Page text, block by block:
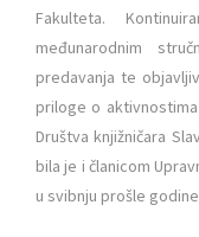
Fakulteta.
međunarodnim
predavanja te
priloge o
Društva knjižničara
bila je i članicom
u svibnju prošle